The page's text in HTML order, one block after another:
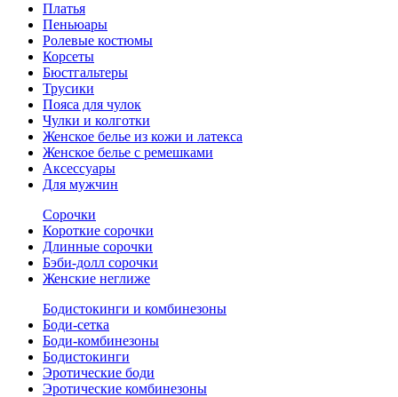
Платья
Пеньюары
Ролевые костюмы
Корсеты
Бюстгальтеры
Трусики
Пояса для чулок
Чулки и колготки
Женское белье из кожи и латекса
Женское белье с ремешками
Аксессуары
Для мужчин
Сорочки
Короткие сорочки
Длинные сорочки
Бэби-долл сорочки
Женские неглиже
Бодистокинги и комбинезоны
Боди-сетка
Боди-комбинезоны
Бодистокинги
Эротические боди
Эротические комбинезоны